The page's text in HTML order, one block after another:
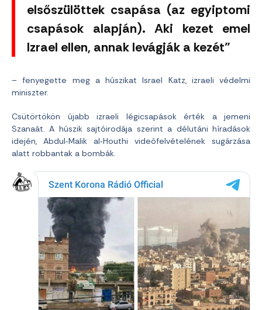
elsőszülöttek csapása (az egyiptomi
csapások alapján). Aki kezet emel
Izrael ellen, annak levágják a kezét”
– fenyegette meg a húszikat Israel Katz, izraeli védelmi
miniszter.
Csütörtökön újabb izraeli légicsapások érték a jemeni
Szanaát. A húszik sajtóirodája szerint a délutáni híradások
idején, Abdul‑Malik al‑Houthi videófelvételének sugárzása
alatt robbantak a bombák.